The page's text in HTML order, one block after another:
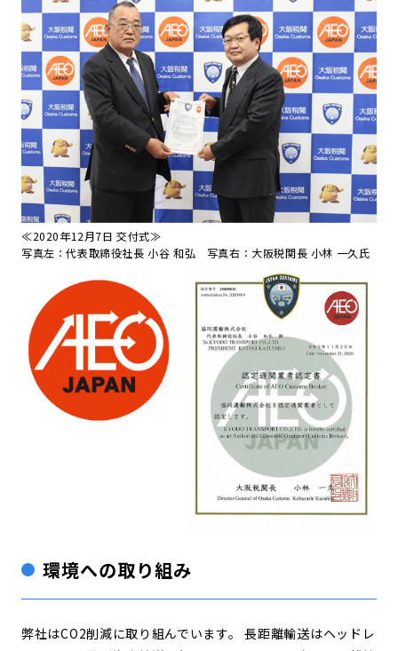
≪2020年12月7日 交付式≫
写真左：代表取締役社長 小谷 和弘 写真右：大阪税関長 小林 一久氏
環境への取り組み
弊社はCO2削減に取り組んでいます。 長距離輸送はヘッドレ